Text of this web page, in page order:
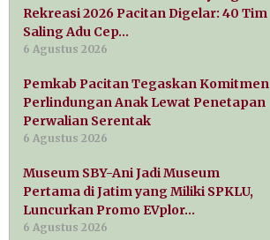
Rekreasi 2026 Pacitan Digelar: 40 Tim
Saling Adu Cep…
6 Agustus 2026
Pemkab Pacitan Tegaskan Komitmen
Perlindungan Anak Lewat Penetapan
Perwalian Serentak
6 Agustus 2026
Museum SBY-Ani Jadi Museum
Pertama di Jatim yang Miliki SPKLU,
Luncurkan Promo EVplor…
6 Agustus 2026